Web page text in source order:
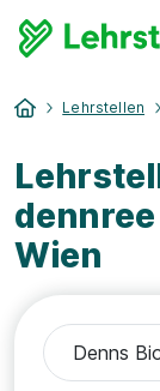
Lehrstellen
Wien